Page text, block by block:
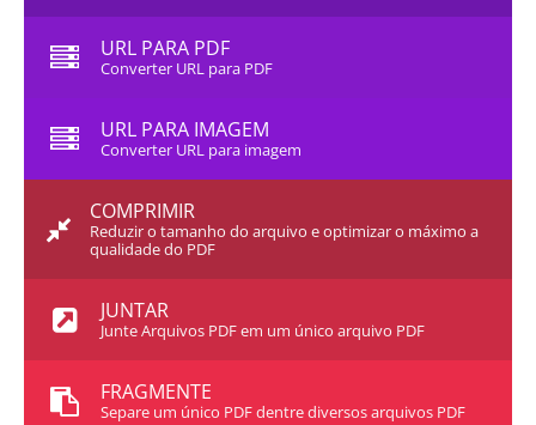
URL PARA PDF
Converter URL para PDF
URL PARA IMAGEM
Converter URL para imagem
COMPRIMIR
Reduzir o tamanho do arquivo e optimizar o máximo a
qualidade do PDF
JUNTAR
Junte Arquivos PDF em um único arquivo PDF
FRAGMENTE
Separe um único PDF dentre diversos arquivos PDF